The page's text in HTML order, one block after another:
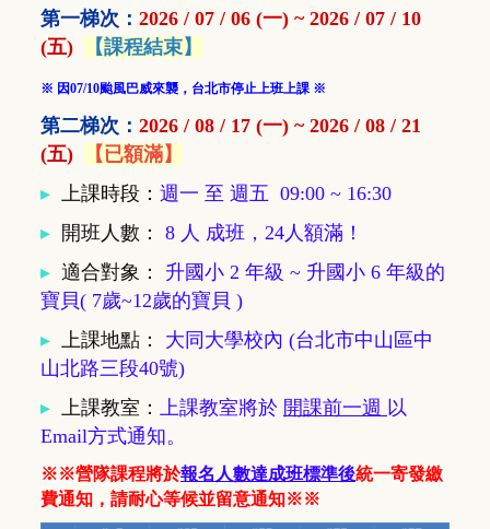
第一梯次： 2026 / 07 / 06 (一) ~ 2026 / 07 / 10
(五)
【課程結束】
※ 因07/10颱風巴威來襲，台北市停止上班上課 ※
第二梯次： 2026 / 08 / 17 (一) ~ 2026 / 08 / 21
(五)
【已額滿】
▸ 上課時段： 週一 至 週五 09:00 ~ 16:30
▸ 開班人數 ：
8 人 成班，24人額滿！
▸ 適合對象 ： 升國小 2 年級 ~ 升國小 6 年級的
寶貝( 7歲~12歲的寶貝 )
▸ 上課地點 ：
大同大學校內 (台北市中山區中
山北路三段40號)
▸ 上課教室 ： 上課教室將於 開課前一週 以
Email方式通知。
※※營隊課程將於報名人數達成班標準後統一寄發繳
費通知，請耐心等候並留意通知※※